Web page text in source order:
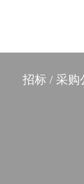
招标 / 采购